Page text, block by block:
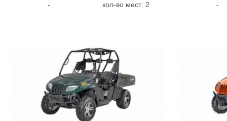
- кол-во мест: 2 -